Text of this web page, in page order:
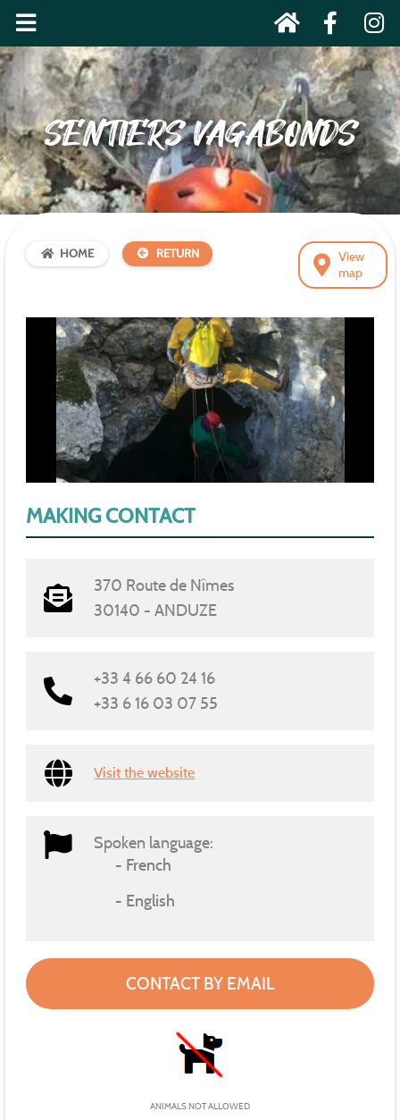
SENTIERS VAGABONDS
View
map
HOME RETURN
MAKING CONTACT
370 Route de Nîmes
30140 - ANDUZE
+33 4 66 60 24 16
+33 6 16 03 07 55
Visit the website
Spoken language:
French
English
CONTACT BY EMAIL
ANIMALS NOT ALLOWED